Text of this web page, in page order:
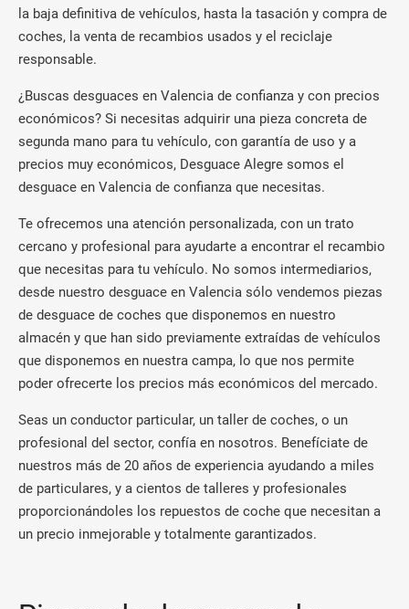
la baja definitiva de vehículos, hasta la tasación y compra de
coches, la venta de recambios usados y el reciclaje
responsable.
¿Buscas desguaces en Valencia de confianza y con precios
económicos? Si necesitas adquirir una pieza concreta de
segunda mano para tu vehículo, con garantía de uso y a
precios muy económicos, Desguace Alegre somos el
desguace en Valencia de confianza que necesitas.
Te ofrecemos una atención personalizada, con un trato
cercano y profesional para ayudarte a encontrar el recambio
que necesitas para tu vehículo. No somos intermediarios,
desde nuestro desguace en Valencia sólo vendemos piezas
de desguace de coches que disponemos en nuestro
almacén y que han sido previamente extraídas de vehículos
que disponemos en nuestra campa, lo que nos permite
poder ofrecerte los precios más económicos del mercado.
Seas un conductor particular, un taller de coches, o un
profesional del sector, confía en nosotros. Benefíciate de
nuestros más de 20 años de experiencia ayudando a miles
de particulares, y a cientos de talleres y profesionales
proporcionándoles los repuestos de coche que necesitan a
un precio inmejorable y totalmente garantizados.